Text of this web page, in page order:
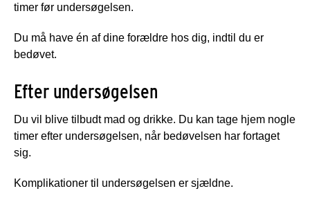
timer før undersøgelsen.
Du må have én af dine forældre hos dig, indtil du er
bedøvet.
Efter undersøgelsen
Du vil blive tilbudt mad og drikke. Du kan tage hjem nogle
timer efter undersøgelsen, når bedøvelsen har fortaget
sig.
Komplikationer til undersøgelsen er sjældne.